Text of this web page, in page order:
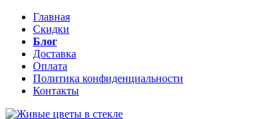
Главная
Скидки
Блог
Доставка
Оплата
Политика конфиденциальности
Контакты